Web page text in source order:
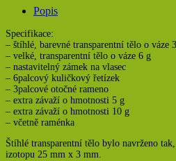
Popis
Specifikace:
– štíhlé, barevné transparentní tělo o váze
– velké, transparentní tělo o váze 6 g
– nastavitelný zámek na vlasec
– 6palcový kuličkový řetízek
– 3palcové otočné rameno
– extra závaží o hmotnosti 5 g
– extra závaží o hmotnosti 10 g
– včetně raménka
Štíhlé transparentní tělo bylo navrženo
izotopu 25 mm x 3 mm.